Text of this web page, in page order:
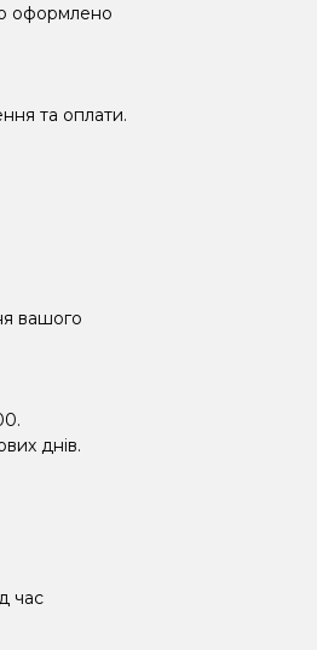
оформлено
та оплати.
вашого
днів.
час